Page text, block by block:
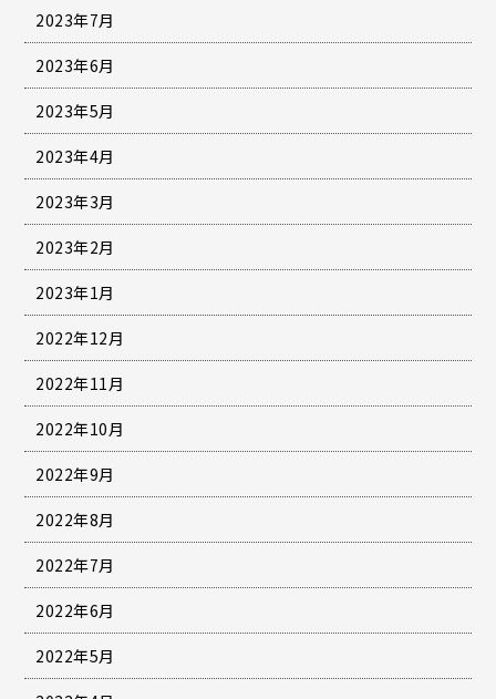
2023年7月
2023年6月
2023年5月
2023年4月
2023年3月
2023年2月
2023年1月
2022年12月
2022年11月
2022年10月
2022年9月
2022年8月
2022年7月
2022年6月
2022年5月